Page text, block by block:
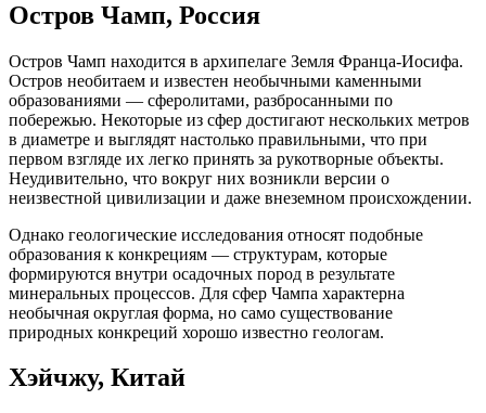
Остров Чамп, Россия
Остров Чамп находится в архипелаге Земля Франца-Иосифа.
Остров необитаем и известен необычными каменными
образованиями — сферолитами, разбросанными по
побережью. Некоторые из сфер достигают нескольких метров
в диаметре и выглядят настолько правильными, что при
первом взгляде их легко принять за рукотворные объекты.
Неудивительно, что вокруг них возникли версии о
неизвестной цивилизации и даже внеземном происхождении.
Однако геологические исследования относят подобные
образования к конкрециям — структурам, которые
формируются внутри осадочных пород в результате
минеральных процессов. Для сфер Чампа характерна
необычная округлая форма, но само существование
природных конкреций хорошо известно геологам.
Хэйчжу, Китай